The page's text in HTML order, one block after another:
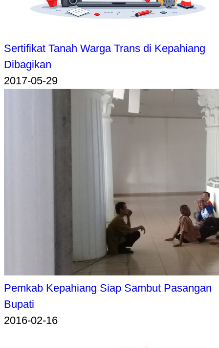
Sertifikat Tanah Warga Trans di Kepahiang
Dibagikan
2017-05-29
Pemkab Kepahiang Siap Sambut Pasangan
Bupati
2016-02-16